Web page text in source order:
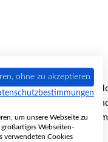
Monarch Zugumlenkung unten Eckdaten:
mm x 210 mm x 30
ohne zu akzeptieren
um unsere Webseite zu
Webseiten-
verwendeten Cookies